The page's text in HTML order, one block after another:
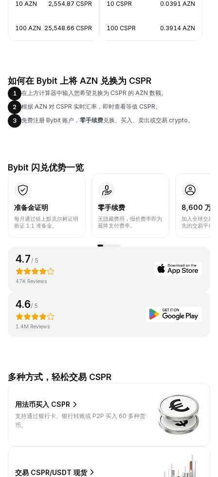
10 AZN 2,554.87 CSPR
100 AZN 25,548.66 CSPR
10 CSPR 0.0391 AZN
100 CSPR 0.3914 AZN
如何在 Bybit 上将 AZN 兑换为 CSPR
1
在上方计算器中输入您希望兑换为 CSPR 的 AZN 数额。
2
根据 AZN 对 CSPR 实时汇率，即时查看等值 CSPR。
3
免费注册 Bybit 账户， 零手续费 兑换、买入、卖出或交易 crypto。
Bybit 闪兑优势一览
准备金证明
每月通过链上默克尔树证明
验证 1:1 准备金。
零手续费
无隐藏费用，报价费率即为
最终支付费率。
8,600 万+
加入全球交易
先的交易平台
4.7 / 5
47K Reviews
4.6/ 5
1.4M Reviews
多种方式，轻松交易 CSPR
用法币买入 CSPR
支持通过银行卡、银行转账或 P2P 买入 60 多种货
币。
交易 CSPR/USDT 现货